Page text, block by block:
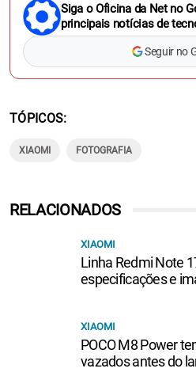
Siga o Oficina da Net no
principais notícias de
Seguir no
TÓPICOS
XIAOMI FOTOGRAFIA
RELACIONADOS
XIAOMI
Linha Redmi Note
especificações e
XIAOMI
POCO M8 Power
vazados antes do